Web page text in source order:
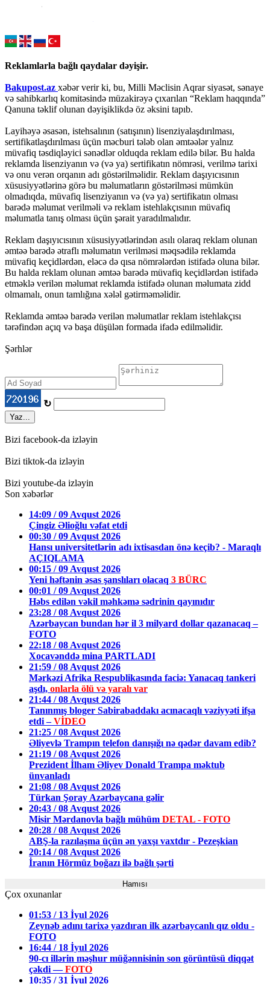
Reklamlarla bağlı qaydalar dəyişir.
Bakupost.az xəbər verir ki, bu, Milli Məclisin Aqrar siyasət, sənaye
və sahibkarlıq komitəsində müzakirəyə çıxarılan “Reklam haqqında”
Qanuna təklif olunan dəyişiklikdə öz əksini tapıb.
Layihəyə əsasən, istehsalının (satışının) lisenziyalaşdırılması,
sertifikatlaşdırılması üçün məcburi tələb olan əmtəələr yalnız
müvafiq təsdiqləyici sənədlər olduqda reklam edilə bilər. Bu halda
reklamda lisenziyanın və (və ya) sertifikatın nömrəsi, verilmə tarixi
və onu verən orqanın adı göstərilməlidir. Reklam daşıyıcısının
xüsusiyyətlərinə görə bu məlumatların göstərilməsi mümkün
olmadıqda, müvafiq lisenziyanın və (və ya) sertifikatın olması
barədə məlumat verilməli və reklam istehlakçısının müvafiq
məlumatla tanış olması üçün şərait yaradılmalıdır.
Reklam daşıyıcısının xüsusiyyətlərindən asılı olaraq reklam olunan
əmtəə barədə ətraflı məlumatın verilməsi məqsədilə reklamda
müvafiq keçidlərdən, eləcə də qısa nömrələrdən istifadə oluna bilər.
Bu halda reklam olunan əmtəə barədə müvafiq keçidlərdən istifadə
etməklə verilən məlumat reklamda istifadə olunan məlumata zidd
olmamalı, onun tamlığına xələl gətirməməlidir.
Reklamda əmtəə barədə verilən məlumatlar reklam istehlakçısı
tərəfindən açıq və başa düşülən formada ifadə edilməlidir.
Şərhlər
↻
Yaz...
Bizi facebook-da izləyin
Bizi tiktok-da izləyin
Bizi youtube-da izləyin
Son xəbərlər
14:09 / 09 Avqust 2026
Çingiz Əlioğlu vəfat etdi
00:30 / 09 Avqust 2026
Hansı universitetlərin adı ixtisasdan önə keçib? - Maraqlı
AÇIQLAMA
00:15 / 09 Avqust 2026
Yeni həftənin əsas şanslıları olacaq 3 BÜRC
00:01 / 09 Avqust 2026
Həbs edilən vəkil məhkəmə sədrinin qayınıdır
23:28 / 08 Avqust 2026
Azərbaycan bundan hər il 3 milyard dollar qazanacaq –
FOTO
22:18 / 08 Avqust 2026
Xocavənddə mina PARTLADI
21:59 / 08 Avqust 2026
Mərkəzi Afrika Respublikasında faciə: Yanacaq tankeri
aşdı, onlarla ölü və yaralı var
21:44 / 08 Avqust 2026
Tanınmış bloger Sabirabaddakı acınacaqlı vəziyyəti ifşa
etdi –VİDEO
21:25 / 08 Avqust 2026
Əliyevlə Trampın telefon danışığı nə qədər davam edib?
21:19 / 08 Avqust 2026
Prezident İlham Əliyev Donald Trampa məktub
ünvanladı
21:08 / 08 Avqust 2026
Türkan Şoray Azərbaycana gəlir
20:43 / 08 Avqust 2026
Misir Mərdanovla bağlı mühüm DETAL - FOTO
20:28 / 08 Avqust 2026
ABŞ-la razılaşma üçün ən yaxşı vaxtdır - Pezeşkian
20:14 / 08 Avqust 2026
İranın Hörmüz boğazı ilə bağlı şərti
Hamısı
Çox oxunanlar
01:53 / 13 İyul 2026
Zeynəb adını tarixə yazdıran ilk azərbaycanlı qız oldu -
FOTO
16:44 / 18 İyul 2026
90-cı illərin məşhur müğənnisinin son görüntüsü diqqət
çəkdi —FOTO
10:35 / 31 İyul 2026